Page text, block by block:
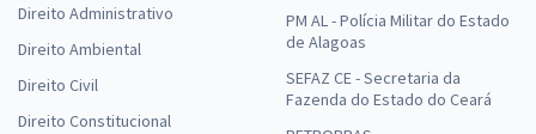
Direito Administrativo
Direito Ambiental
Direito Civil
Direito Constitucional
PM AL - Polícia Militar do Estado
de Alagoas
SEFAZ CE - Secretaria da
Fazenda do Estado do Ceará